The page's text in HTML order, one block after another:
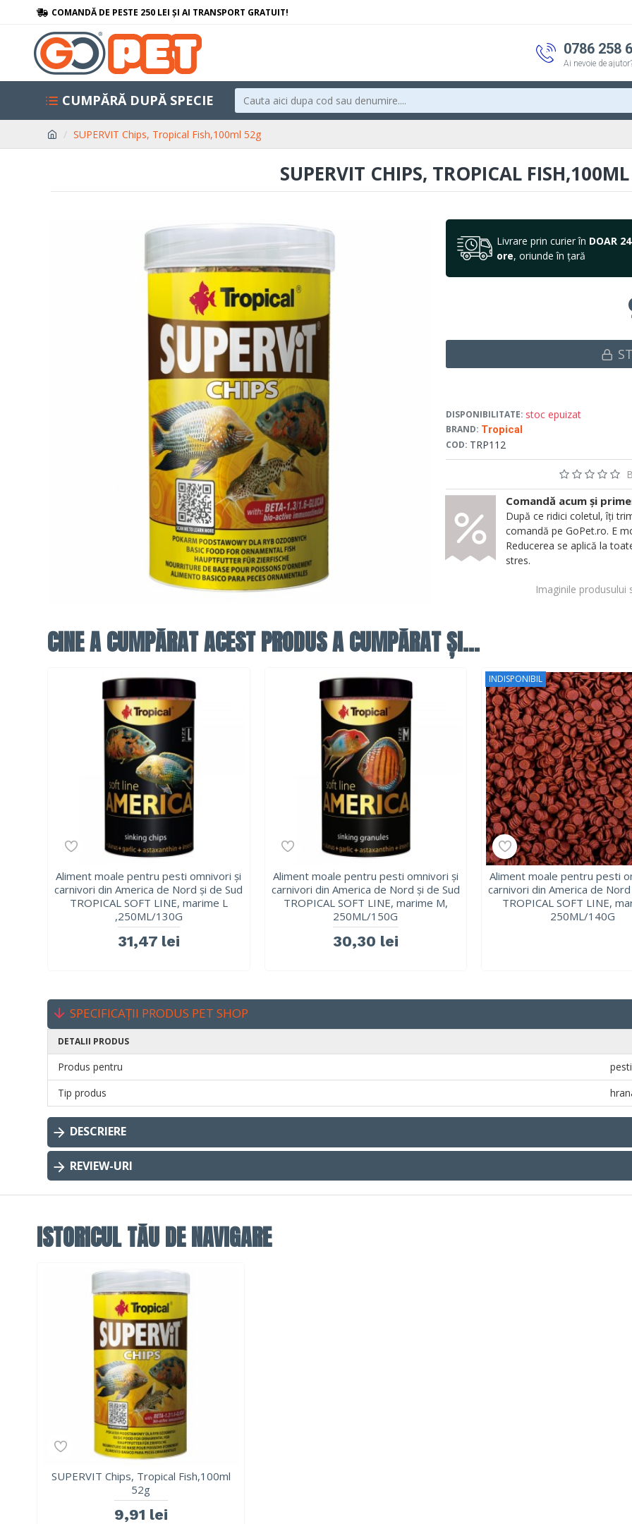
COMANDĂ DE PESTE 250 LEI ȘI AI TRANSPORT GRATUIT!
0786 258
Ai nevoie de
CUMPĂRĂ DUPĂ SPECIE
SUPERVIT Chips, Tropical Fish,100ml 52g
SUPERVIT CHIPS, TROPICAL
Livrare prin curier în DOAR
ore, oriunde în țară
DISPONIBILITATE: stoc epuizat
BRAND: Tropical
COD: TRP112
Imaginile
Comandă acum și
După ce ridici coletul, îți
comandă pe GoPet.ro. E
Reducerea se aplică la
stres.
CINE A CUMPĂRAT ACEST PRODUS A CUMPĂRAT ȘI...
Aliment moale pentru pesti omnivori și
carnivori din America de Nord și de Sud
TROPICAL SOFT LINE, marime L
,250ML/130G
31,47 lei
Aliment moale pentru pesti omnivori și
carnivori din America de Nord și de Sud
TROPICAL SOFT LINE, marime M,
250ML/150G
30,30 lei
INDISPONIBIL
Aliment moale pentru pesti
carnivori din America de
TROPICAL SOFT LINE,
250ML/140G
SPECIFICAȚII PRODUS PET SHOP
DETALII PRODUS
Produs pentru
pesti
Tip produs
DESCRIERE
REVIEW-URI
ISTORICUL TĂU DE NAVIGARE
SUPERVIT Chips, Tropical Fish,100ml
52g
9,91 lei